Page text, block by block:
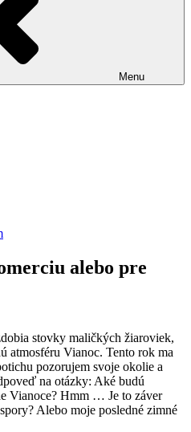
Menu
alebo pre
stovky maličkých žiaroviek,
atmosféru Vianoc. Tento rok ma
pozorujem svoje okolie a
na otázky: Aké budú
Vianoce? Hmm … Je to záver
Alebo moje posledné zimné